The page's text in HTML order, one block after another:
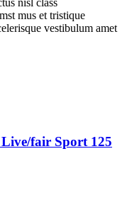
nisl class
mus et tristique
vestibulum amet
fair Sport 125